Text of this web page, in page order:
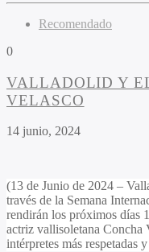
Recomendado
0
VALLADOLID Y
VELASCO
14 junio, 2024
(13 de Junio de 2024 –
través de la Semana
rendirán los próximos días
actriz vallisoletana Concha
intérpretes más